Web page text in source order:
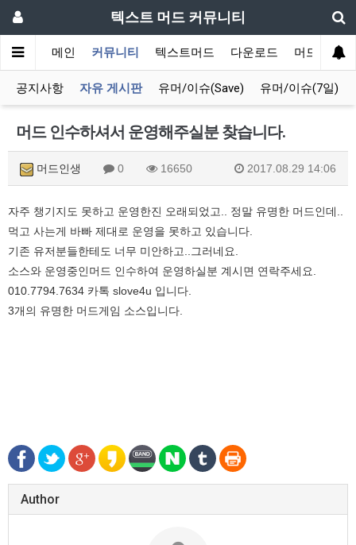
텍스트 머드 커뮤니티
메인 커뮤니티 텍스트머드 다운로드 머드 잡담
공지사항 자유 게시판 유머/이슈(Save) 유머/이슈(7일)
머드 인수하셔서 운영해주실분 찾습니다.
머드인생 0 16650 2017.08.29 14:06
자주 챙기지도 못하고 운영한진 오래되었고.. 정말 유명한 머드인데..
먹고 사는게 바빠 제대로 운영을 못하고 있습니다.
기존 유저분들한테도 너무 미안하고..그러네요.
소스와 운영중인머드 인수하여 운영하실분 계시면 연락주세요.
010.7794.7634 카톡 slove4u 입니다.
3개의 유명한 머드게임 소스입니다.
Author